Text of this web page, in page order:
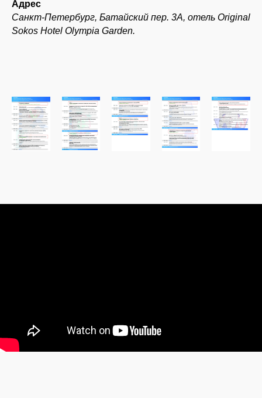
Адрес
Санкт-Петербург, Батайский пер. 3А, отель Original
Sokos Hotel Olympia Garden.